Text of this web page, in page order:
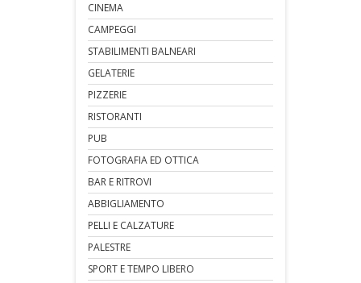
CINEMA
CAMPEGGI
STABILIMENTI BALNEARI
GELATERIE
PIZZERIE
RISTORANTI
PUB
FOTOGRAFIA ED OTTICA
BAR E RITROVI
ABBIGLIAMENTO
PELLI E CALZATURE
PALESTRE
SPORT E TEMPO LIBERO